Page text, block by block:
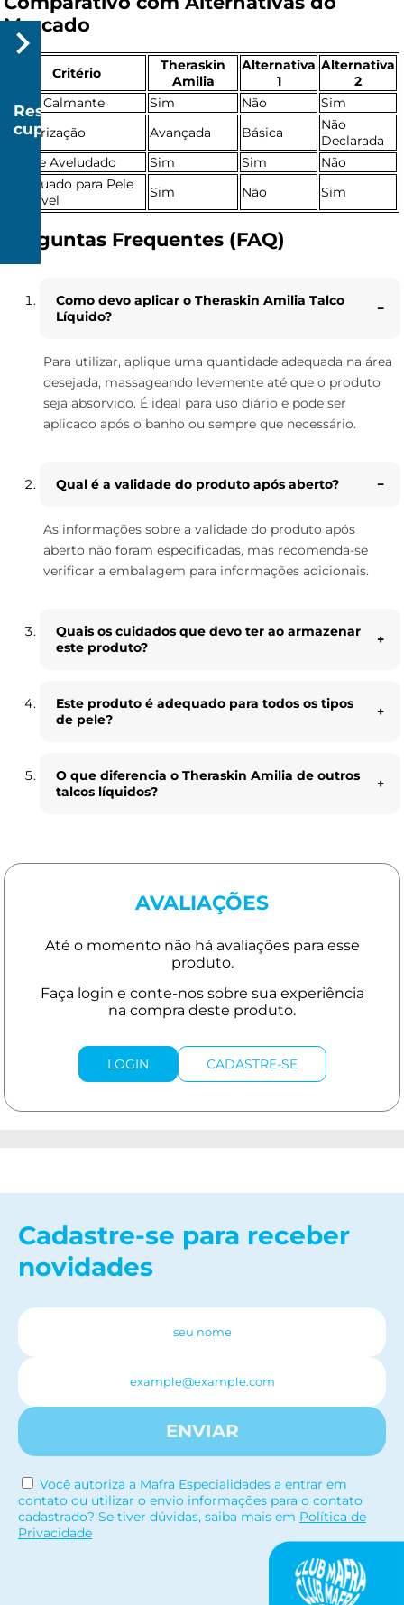
Mercado
Critério
Theraskin
Amilia
Alternativa
1
Alternativa
2
Ação Calmante
Sim Não
Sim
Cicatrização
Avançada Básica
Não
Declarada
Toque Aveludado
Sim Sim
Não
Adequado para Pele
Sensível
Sim Não Sim
Perguntas Frequentes (FAQ)
Como devo aplicar o Theraskin Amilia Talco
Líquido?
Para utilizar, aplique uma quantidade adequada na área
desejada, massageando levemente até que o produto
seja absorvido. É ideal para uso diário e pode ser
aplicado após o banho ou sempre que necessário.
Qual é a validade do produto após aberto?
As informações sobre a validade do produto após
aberto não foram especificadas, mas recomenda-se
verificar a embalagem para informações adicionais.
Quais os cuidados que devo ter ao armazenar
este produto?
Este produto é adequado para todos os tipos
de pele?
O que diferencia o Theraskin Amilia de outros
talcos líquidos?
AVALIAÇÕES
LOGIN CADASTRE-SE
Cadastre-se para receber
novidades
ENVIAR
Você autoriza a Mafra Especialidades a entrar em
contato ou utilizar o envio informações para o contato
cadastrado? Se tiver dúvidas, saiba mais em Política de
Privacidade
Resgatar
cupom
R$
20
R$